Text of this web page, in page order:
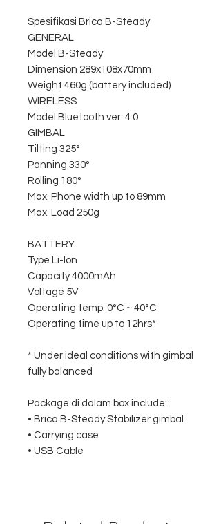
Spesifikasi Brica B-Steady
GENERAL
Model B-Steady
Dimension 289x108x70mm
Weight 460g (battery included)
WIRELESS
Model Bluetooth ver. 4.0
GIMBAL
Tilting 325°
Panning 330°
Rolling 180°
Max. Phone width up to 89mm
Max. Load 250g
BATTERY
Type Li-Ion
Capacity 4000mAh
Voltage 5V
Operating temp. 0°C ~ 40°C
Operating time up to 12hrs*
* Under ideal conditions with gimbal
fully balanced
Package di dalam box include:
• Brica B-Steady Stabilizer gimbal
• Carrying case
• USB Cable